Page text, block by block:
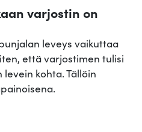
varjostin on
leveys vaikuttaa
että varjostimen tulisi
kohta. Tällöin